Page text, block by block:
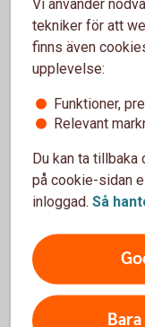
Har du frågor om
oss.
Ring 0771-
Här hittar du
tekniker för att
finns även
upplevelse:
Funktioner,
Relevant
Du kan ta
på cookie-sidan
inloggad. Så